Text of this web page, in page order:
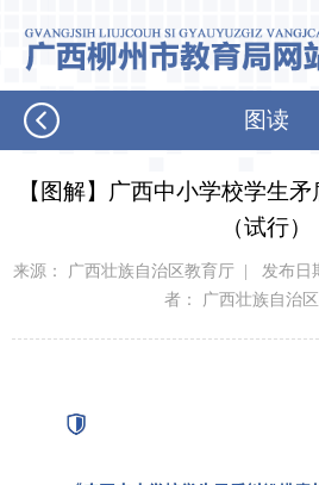
图读
【图解】广西中小学校学生
（试行）
来源： 广西壮族自治区教育厅 | 发布
者： 广西壮族自治